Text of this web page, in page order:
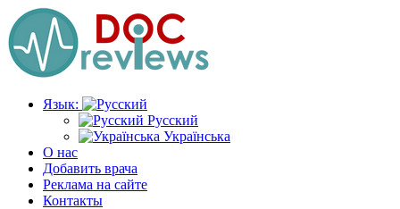
Перейти
к
содержимому
Язык:
Русский
Українська
О нас
Добавить врача
Реклама на сайте
Контакты